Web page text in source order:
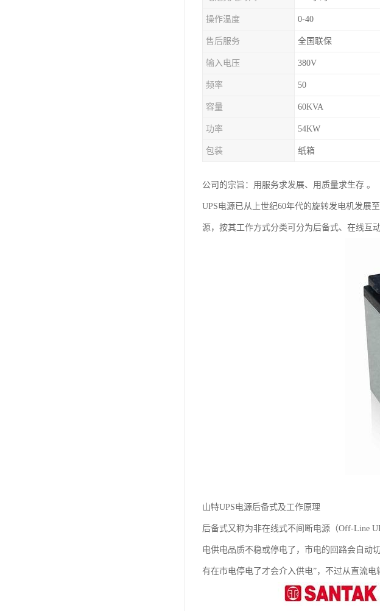
操作温度 0-40
售后服务 全国联保
输入电压 380V
频率 50
容量 60KVA
功率 54KW
包装 纸箱
公司的宗旨：用服务求发展、用质量求生存 。
UPS电源已从上世纪60年代的旋转发电机发展
源，按其工作方式分类可分为后备式、在线互
山特UPS电源后备式及工作原理
后备式又称为非在线式不间断电源（Off-Line
电供电品质不稳或停电了，市电的回路会自动
有在市电停电了才会介入供电”，不过从直流